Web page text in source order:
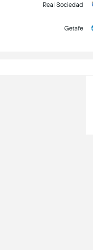
Real Sociedad
Getafe